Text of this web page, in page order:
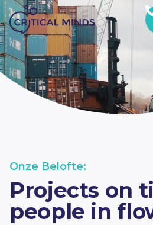
Ga naar de inhoud
Onze Belofte:
Projects on
people in